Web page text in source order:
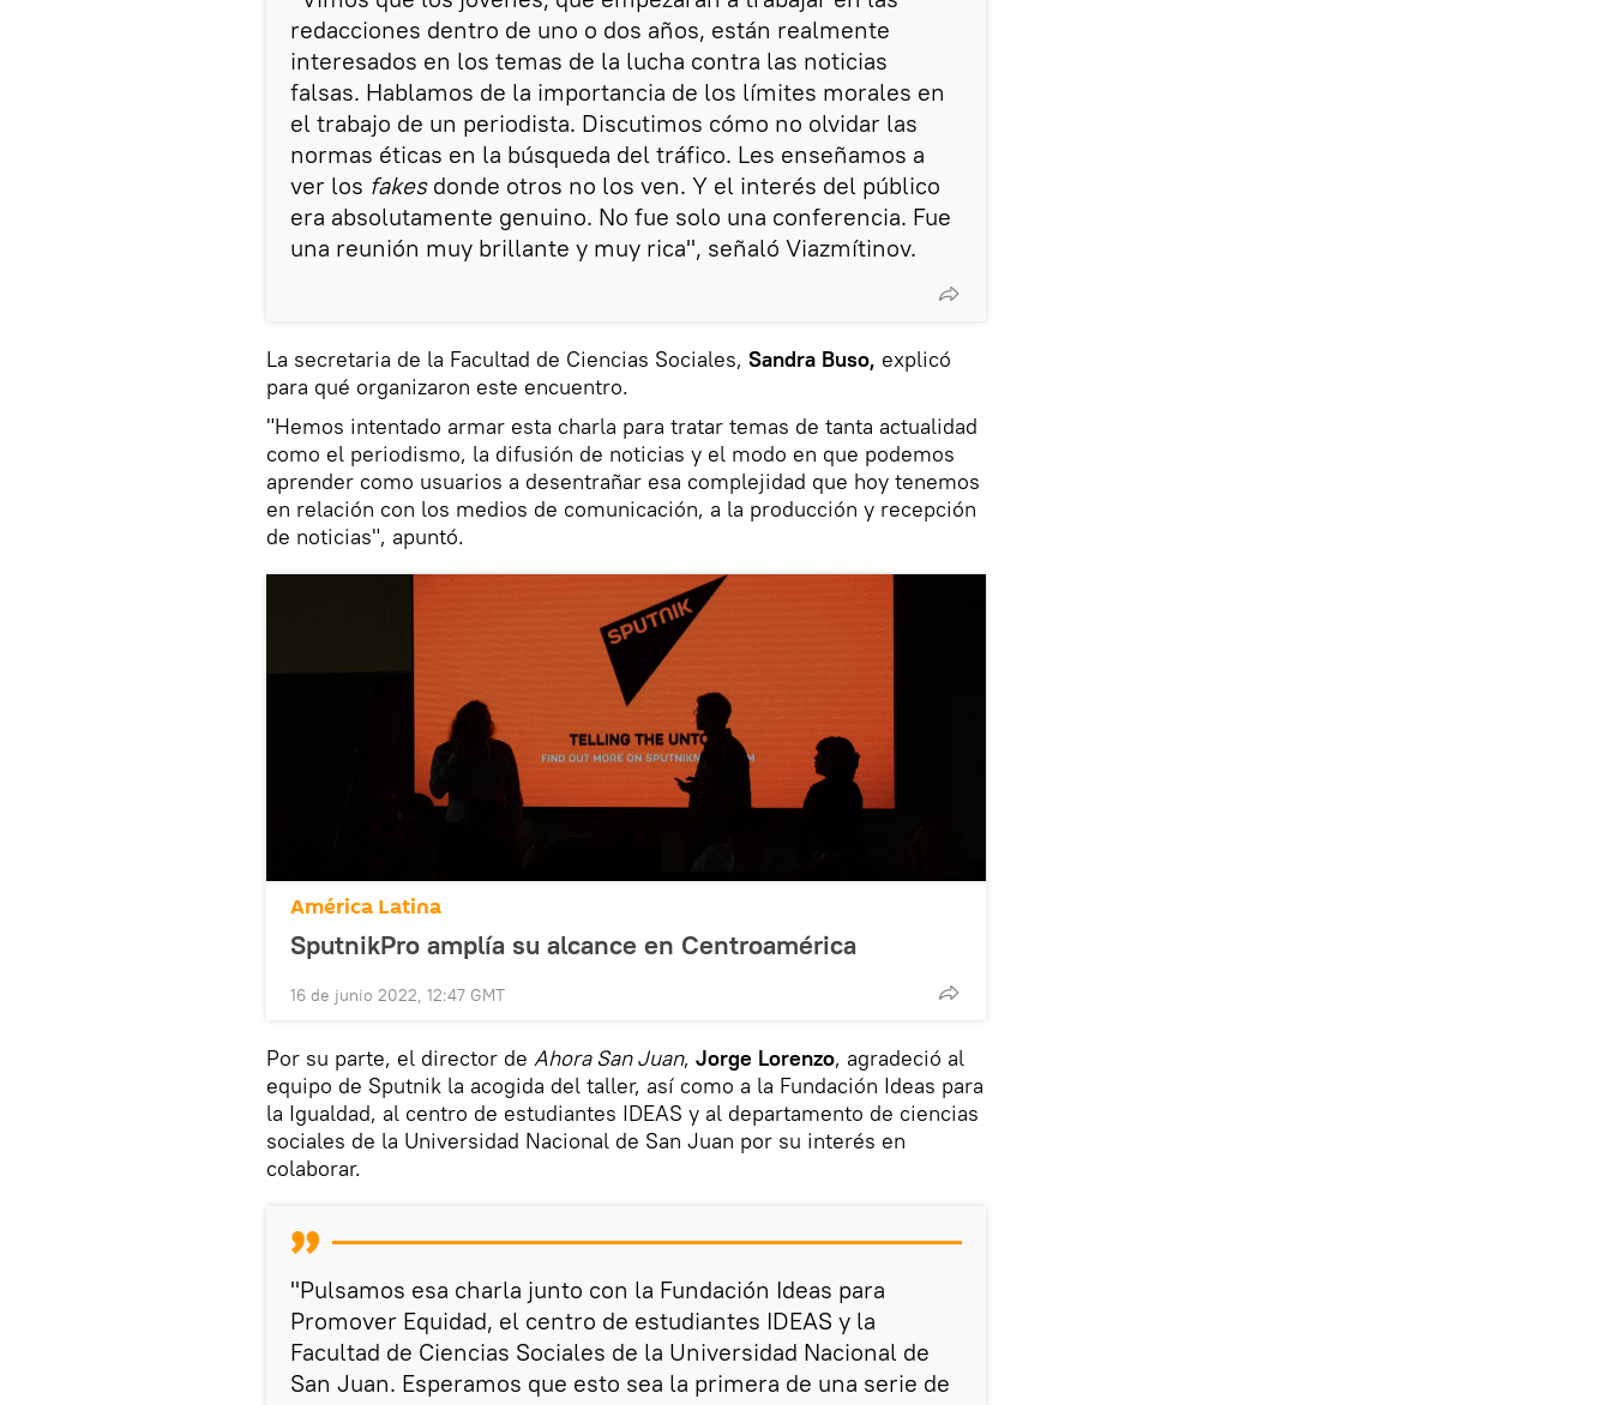
redacciones dentro de uno o dos años, están realmente
interesados en los temas de la lucha contra las noticias
falsas. Hablamos de la importancia de los límites morales en
el trabajo de un periodista. Discutimos cómo no olvidar las
normas éticas en la búsqueda del tráfico. Les enseñamos a
ver los fakes donde otros no los ven. Y el interés del público
era absolutamente genuino. No fue solo una conferencia. Fue
una reunión muy brillante y muy rica", señaló Viazmítinov.
La secretaria de la Facultad de Ciencias Sociales, Sandra Buso, explicó
para qué organizaron este encuentro.
"Hemos intentado armar esta charla para tratar temas de tanta actualidad
como el periodismo, la difusión de noticias y el modo en que podemos
aprender como usuarios a desentrañar esa complejidad que hoy tenemos
en relación con los medios de comunicación, a la producción y recepción
de noticias", apuntó.
América Latina
SputnikPro amplía su alcance en Centroamérica
16 de junio 2022, 12:47 GMT
Por su parte, el director de Ahora San Juan, Jorge Lorenzo, agradeció al
equipo de Sputnik la acogida del taller, así como a la Fundación Ideas para
la Igualdad, al centro de estudiantes IDEAS y al departamento de ciencias
sociales de la Universidad Nacional de San Juan por su interés en
colaborar.
"Pulsamos esa charla junto con la Fundación Ideas para
Promover Equidad, el centro de estudiantes IDEAS y la
Facultad de Ciencias Sociales de la Universidad Nacional de
San Juan. Esperamos que esto sea la primera de una serie de